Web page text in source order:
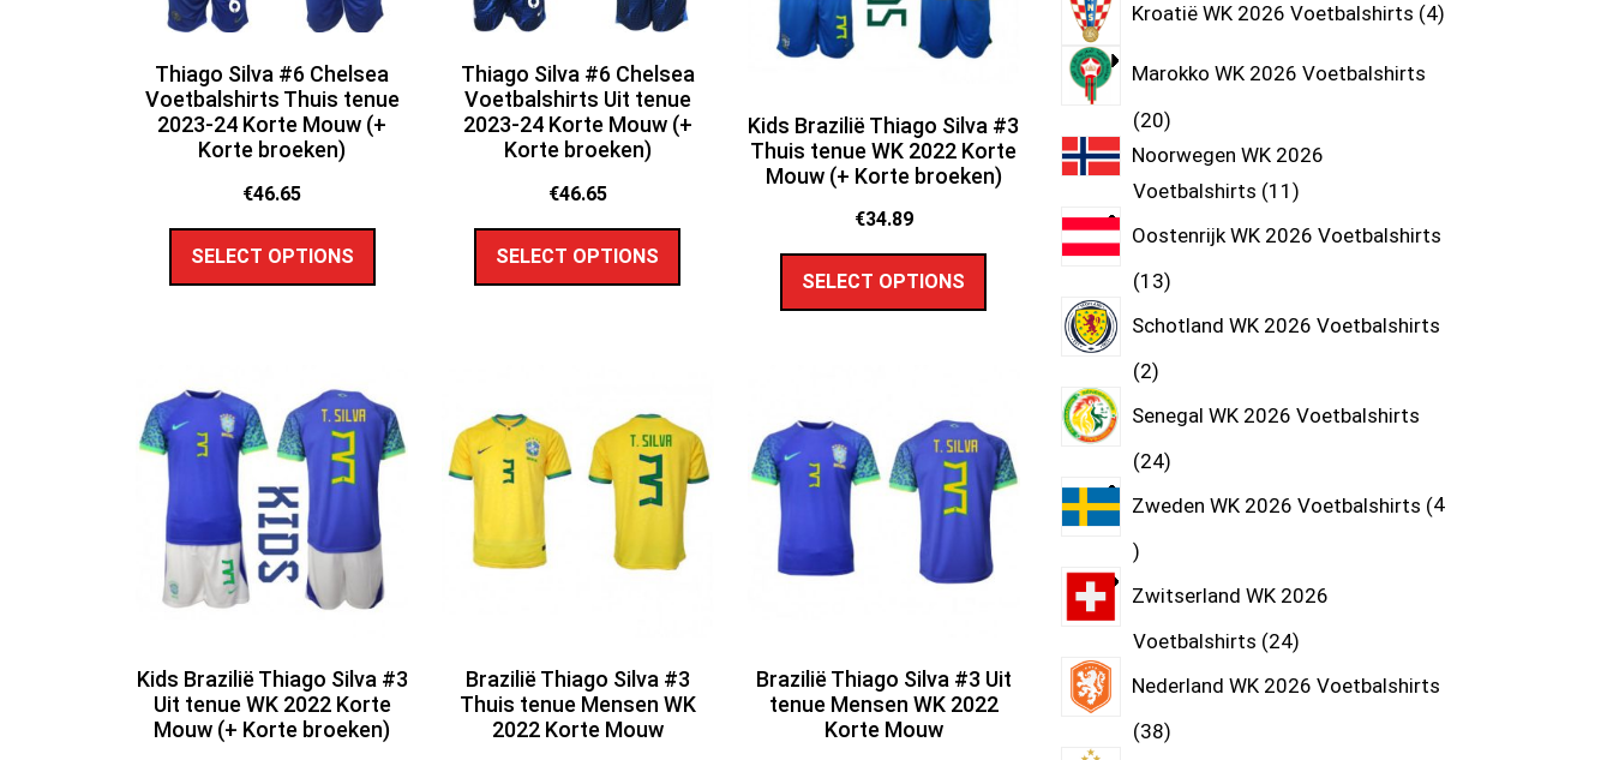
Thiago Silva #6 Chelsea
Voetbalshirts Thuis tenue
2023-24 Korte Mouw (+
Korte broeken)
€46.65
SELECT OPTIONS
Thiago Silva #6 Chelsea
Voetbalshirts Uit tenue
2023-24 Korte Mouw (+
Korte broeken)
€46.65
SELECT OPTIONS
Kids Brazilië Thiago Silva #3
Thuis tenue WK 2022 Korte
Mouw (+ Korte broeken)
€34.89
SELECT OPTIONS
Kids Brazilië Thiago Silva #3
Uit tenue WK 2022 Korte
Mouw (+ Korte broeken)
Brazilië Thiago Silva #3
Thuis tenue Mensen WK
2022 Korte Mouw
Brazilië Thiago Silva #3 Uit
tenue Mensen WK 2022
Korte Mouw
Kroatië WK 2026 Voetbalshirts 4
Marokko WK 2026 Voetbalshirts
20
Noorwegen WK 2026
Voetbalshirts 11
Oostenrijk WK 2026 Voetbalshirts
13
Schotland WK 2026 Voetbalshirts
2
Senegal WK 2026 Voetbalshirts
24
Zweden WK 2026 Voetbalshirts 4
Zwitserland WK 2026
Voetbalshirts 24
Nederland WK 2026 Voetbalshirts
38